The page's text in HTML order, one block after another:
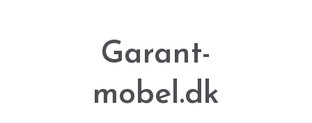
Garant-
mobel.dk